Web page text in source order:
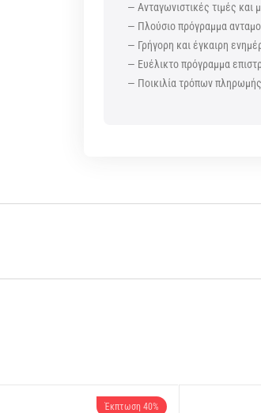
— Ανταγωνιστικές τιμές
— Πλούσιο πρόγραμμα
— Γρήγορη και έγκαιρη
— Ευέλικτο πρόγραμμα
— Ποικιλία τρόπων πληρωμής
Έκπτωση 40%